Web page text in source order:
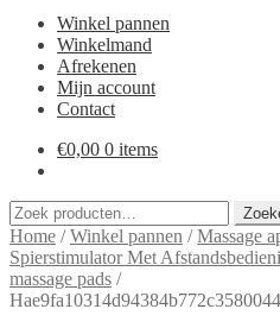
Winkel pannen
Winkelmand
Afrekenen
Mijn account
Contact
€0,00 0 items
Zoeken
naar:
Home /Winkel pannen /Massage
Spierstimulator Met
massage pads /